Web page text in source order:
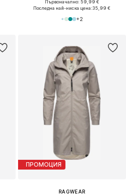
Първоначално: 59,99 €
Последна най-ниска цена:35,99 €
+2
ПРОМОЦИЯ
RAGWEAR